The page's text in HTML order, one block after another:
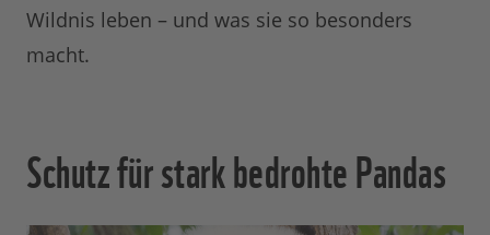
Wildnis leben – und was sie so besonders
macht.
Schutz für stark bedrohte Pandas